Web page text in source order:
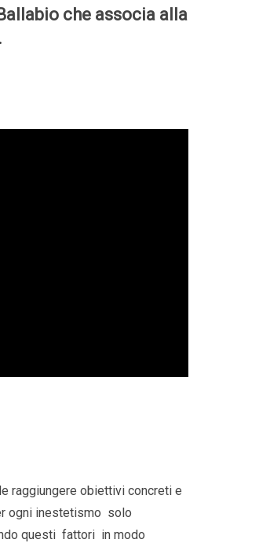
che associa alla
raggiungere obiettivi concreti e
ogni inestetismo solo
questi fattori in modo